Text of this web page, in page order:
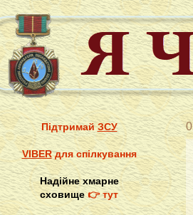
ПідтримайЗСУ
VIBERдля спілкування
Надійне хмарне
сховище👉 тут